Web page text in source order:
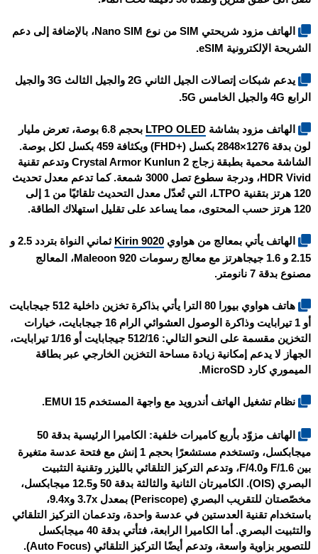
الهاتف مزود شريحتي SIM من نوع Nano SIM، بالإضافة إلى دعم
الشريحة الإلكترونية eSIM.
يدعم شبكات إتصالات الجيل الثاني 2G والجيل الثالث 3G والجيل
الرابع 4G والجيل الخامس 5G.
الهاتف مزود بشاشة LTPO OLED
بحجم 6.8 بوصة، تعرض مليار
لون بدقة 1276×2848 بكسل (+FHD) وبكثافة 459 بكسل لكل بوصة.
الشاشة محمية بطبقة زجاج Crystal Armor Kunlun 2 وتدعم تقنية
HDR Vivid، ودرجة سطوع تصل 3000 شمعة. كما تدعم معدل تحديث
120 هرتز بتقنية LTPO، التي تُعدّل معدل التحديث تلقائيًا من 1 إلى
120 هرتز حسب المحتوى، مما يساعد على تقليل استهلاك الطاقة.
الهاتف يأتي بمعالج من هواوي Kirin 9020
ثماني النواة بتردد 2.5 و
2.15 و 1.6 جيجاهرتز مع معالج رسومات Maleoon 920، المعالج
مصنوع بدقة 7 نانومتر.
هاتف هواوي بيورا 80 الترا يأتي بذاكرة تخزين داخلية 512 جيجابايت
أو 1 تيرابايت وذاكرة الوصول العشوائي الرام 16 جيجابايت، خيارات
التخزين مقسمة على النحو التالي: 512/16 جيجابايت أو 1/16 تيرابايت،
الجهاز لا يدعم إمكانية زيادة مساحة التخزين الخارجي عبر بطاقة
الميموري كارد MicroSD.
نظام تشغيل الهاتف أندرويد مع واجهة المستخدم EMUI 15.
الهاتف مزوّد بأربع كاميرات خلفية: الكاميرا الرئيسية بدقة 50
ميجابكسل، وتستخدم مستشعرًا بحجم 1 إنش مع فتحة عدسة متغيرة
بين F/1.6 وF/4.0، وتدعم التركيز التلقائي بالليزر وتقنية التثبيت
البصري (OIS). الكاميرتان الثانية والثالثة بدقة 50 و12.5 ميجابكسل،
مخصّصتان للتقريب البصري (Periscope) بمعدل 3.7x و9.4x،
باستخدام تقنية العدستين في عدسة واحدة، وتدعمان التركيز التلقائي
والتثبيت البصري. أما الكاميرا الرابعة، فتأتي بدقة 40 ميجابكسل
للتصوير بزاوية واسعة، وتدعم أيضًا التركيز التلقائي (Auto Focus).